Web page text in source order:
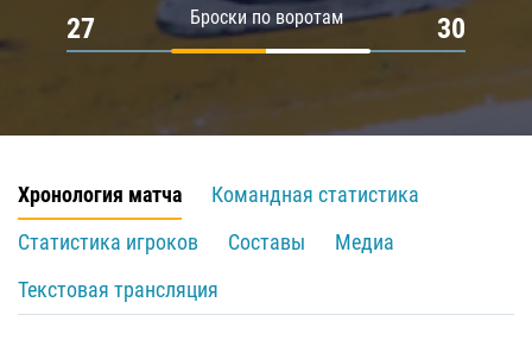
Броски по воротам
27 30
Хронология матча
Командная статистика
Статистика игроков
Составы
Медиа
Текстовая трансляция